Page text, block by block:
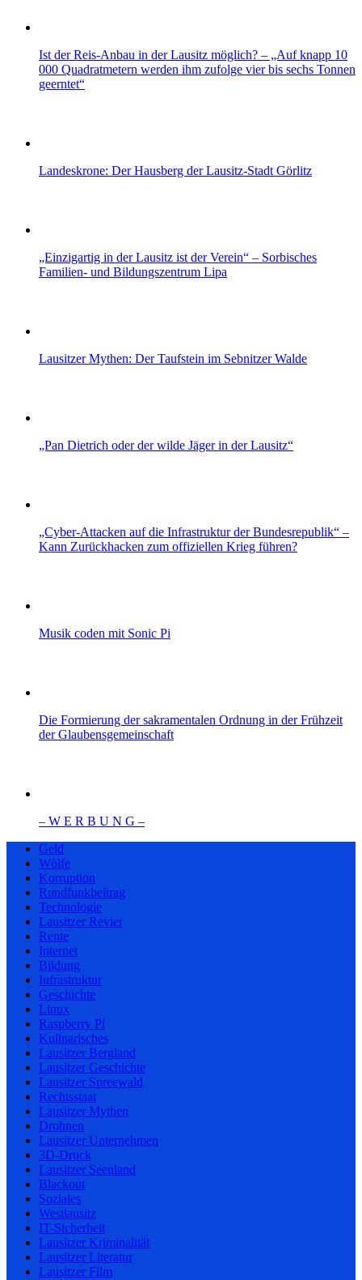
Ist der Reis-Anbau in der Lausitz möglich? – „Auf knapp 10
000 Quadratmetern werden ihm zufolge vier bis sechs Tonnen
geerntet“
Landeskrone: Der Hausberg der Lausitz-Stadt Görlitz
„Einzigartig in der Lausitz ist der Verein“ – Sorbisches
Familien- und Bildungszentrum Lipa
Lausitzer Mythen: Der Taufstein im Sebnitzer Walde
„Pan Dietrich oder der wilde Jäger in der Lausitz“
„Cyber-Attacken auf die Infrastruktur der Bundesrepublik“ –
Kann Zurückhacken zum offiziellen Krieg führen?
Musik coden mit Sonic Pi
Die Formierung der sakramentalen Ordnung in der Frühzeit
der Glaubensgemeinschaft
– W Ε R Β U Ν G –
Geld
Wölfe
Korruption
Rundfunkbeitrag
Technologie
Lausitzer Revier
Rente
Internet
Bildung
Infrastruktur
Geschichte
Linux
Raspberry Pi
Kulinarisches
Lausitzer Bergland
Lausitzer Geschichte
Lausitzer Spreewald
Rechtsstaat
Lausitzer Mythen
Drohnen
Lausitzer Unternehmen
3D-Druck
Lausitzer Seenland
Blackout
Soziales
Westlausitz
IT-Sicherheit
Lausitzer Kriminalität
Lausitzer Literatur
Lausitzer Film